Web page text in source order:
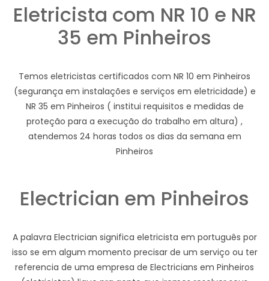
Eletricista com NR 10 e NR
35 em Pinheiros
Temos eletricistas certificados com NR 10 em Pinheiros
(segurança em instalações e serviços em eletricidade) e
NR 35 em Pinheiros ( institui requisitos e medidas de
proteção para a execução do trabalho em altura) ,
atendemos 24 horas todos os dias da semana em
Pinheiros
Electrician em Pinheiros
A palavra Electrician significa eletricista em português por
isso se em algum momento precisar de um serviço ou ter
referencia de uma empresa de Electricians em Pinheiros